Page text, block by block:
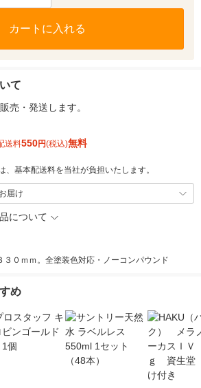
カートに入れる
て
売・発送します。
送料550円(税込)無料
、基本配送料を当社が負担いたします。
届け
について
３０ｍｍ。全塗装色対応・ノーコンパウンド
め